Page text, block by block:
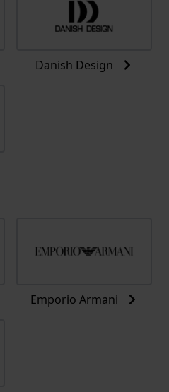
Danish Design
Emporio Armani